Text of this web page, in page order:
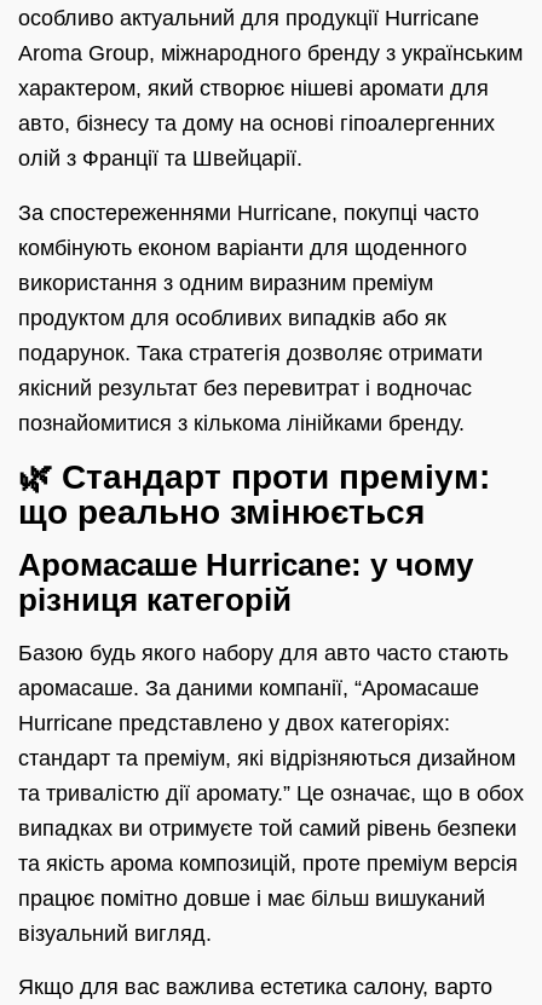
особливо актуальний для продукції Hurricane
Aroma Group, міжнародного бренду з українським
характером, який створює нішеві аромати для
авто, бізнесу та дому на основі гіпоалергенних
олій з Франції та Швейцарії.
За спостереженнями Hurricane, покупці часто
комбінують економ варіанти для щоденного
використання з одним виразним преміум
продуктом для особливих випадків або як
подарунок. Така стратегія дозволяє отримати
якісний результат без перевитрат і водночас
познайомитися з кількома лінійками бренду.
🌿 Стандарт проти преміум:
що реально змінюється
Аромасаше Hurricane: у чому
різниця категорій
Базою будь якого набору для авто часто стають
аромасаше. За даними компанії, “Аромасаше
Hurricane представлено у двох категоріях:
стандарт та преміум, які відрізняються дизайном
та тривалістю дії аромату.” Це означає, що в обох
випадках ви отримуєте той самий рівень безпеки
та якість арома композицій, проте преміум версія
працює помітно довше і має більш вишуканий
візуальний вигляд.
Якщо для вас важлива естетика салону, варто